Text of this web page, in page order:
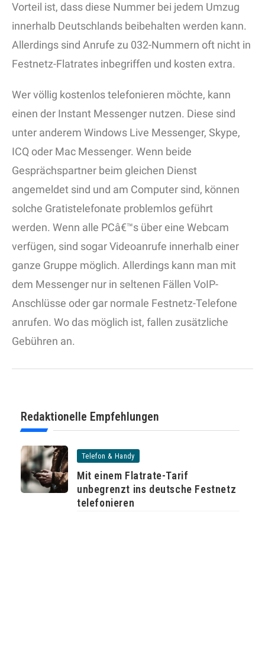
Vorteil ist, dass diese Nummer bei jedem Umzug
innerhalb Deutschlands beibehalten werden kann.
Allerdings sind Anrufe zu 032-Nummern oft nicht in
Festnetz-Flatrates inbegriffen und kosten extra.
Wer völlig kostenlos telefonieren möchte, kann
einen der Instant Messenger nutzen. Diese sind
unter anderem Windows Live Messenger, Skype,
ICQ oder Mac Messenger. Wenn beide
Gesprächspartner beim gleichen Dienst
angemeldet sind und am Computer sind, können
solche Gratistelefonate problemlos geführt
werden. Wenn alle PCâ€™s über eine Webcam
verfügen, sind sogar Videoanrufe innerhalb einer
ganze Gruppe möglich. Allerdings kann man mit
dem Messenger nur in seltenen Fällen VoIP-
Anschlüsse oder gar normale Festnetz-Telefone
anrufen. Wo das möglich ist, fallen zusätzliche
Gebühren an.
Redaktionelle Empfehlungen
Telefon & Handy
Mit einem Flatrate-Tarif
unbegrenzt ins deutsche Festnetz
telefonieren